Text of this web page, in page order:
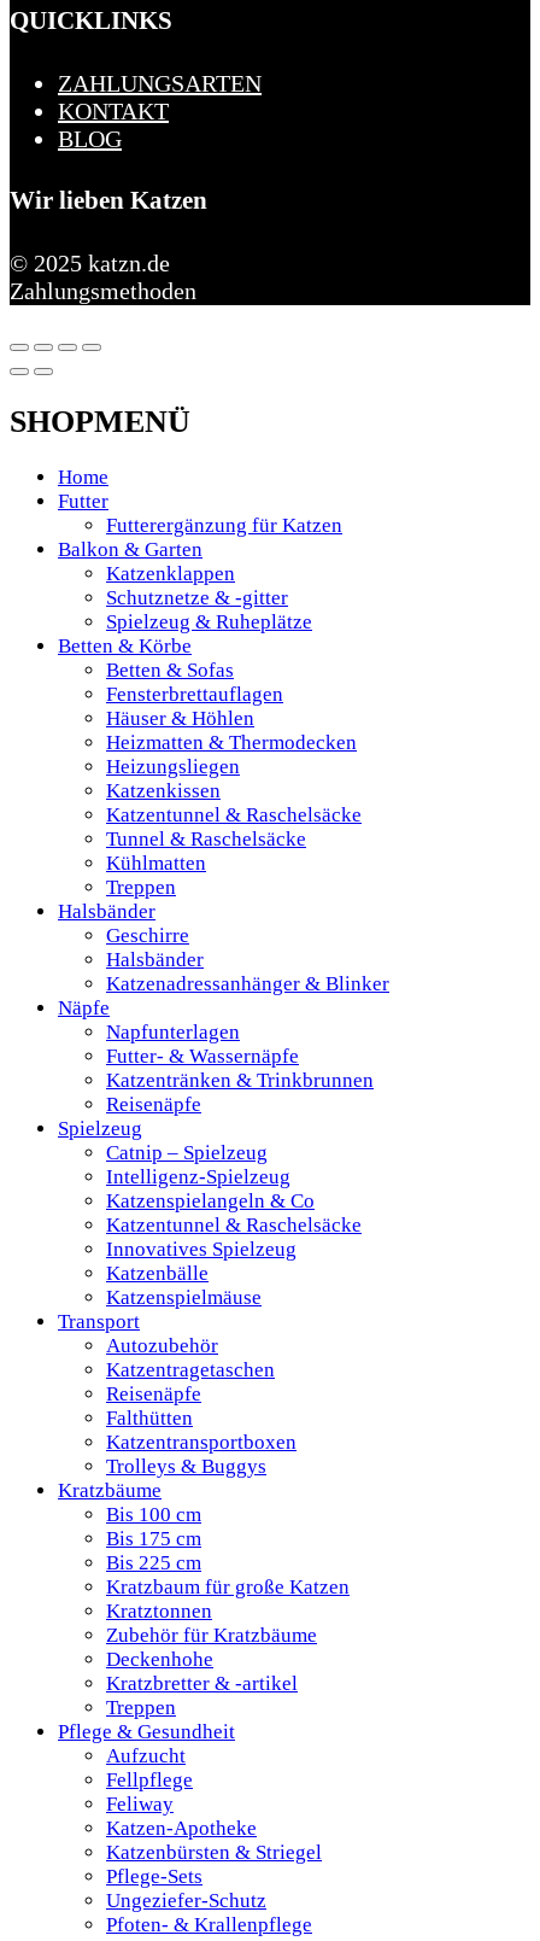
QUICKLINKS
ZAHLUNGSARTEN
KONTAKT
BLOG
Wir lieben Katzen
© 2025 katzn.de
Zahlungsmethoden
SHOPMENÜ
Home
Futter
Futterergänzung für Katzen
Balkon & Garten
Katzenklappen
Schutznetze & -gitter
Spielzeug & Ruheplätze
Betten & Körbe
Betten & Sofas
Fensterbrettauflagen
Häuser & Höhlen
Heizmatten & Thermodecken
Heizungsliegen
Katzenkissen
Katzentunnel & Raschelsäcke
Tunnel & Raschelsäcke
Kühlmatten
Treppen
Halsbänder
Geschirre
Halsbänder
Katzenadressanhänger & Blinker
Näpfe
Napfunterlagen
Futter- & Wassernäpfe
Katzentränken & Trinkbrunnen
Reisenäpfe
Spielzeug
Catnip – Spielzeug
Intelligenz-Spielzeug
Katzenspielangeln & Co
Katzentunnel & Raschelsäcke
Innovatives Spielzeug
Katzenbälle
Katzenspielmäuse
Transport
Autozubehör
Katzentragetaschen
Reisenäpfe
Falthütten
Katzentransportboxen
Trolleys & Buggys
Kratzbäume
Bis 100 cm
Bis 175 cm
Bis 225 cm
Kratzbaum für große Katzen
Kratztonnen
Zubehör für Kratzbäume
Deckenhohe
Kratzbretter & -artikel
Treppen
Pflege & Gesundheit
Aufzucht
Fellpflege
Feliway
Katzen-Apotheke
Katzenbürsten & Striegel
Pflege-Sets
Ungeziefer-Schutz
Pfoten- & Krallenpflege